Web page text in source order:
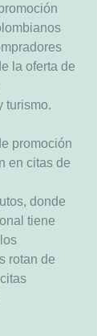
la oferta de
turismo.
promoción
en citas de
donde
tiene
rotan de